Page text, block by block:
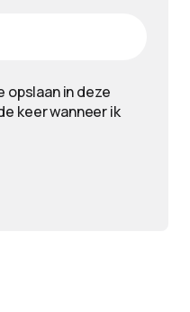
opslaan in deze
keer wanneer ik